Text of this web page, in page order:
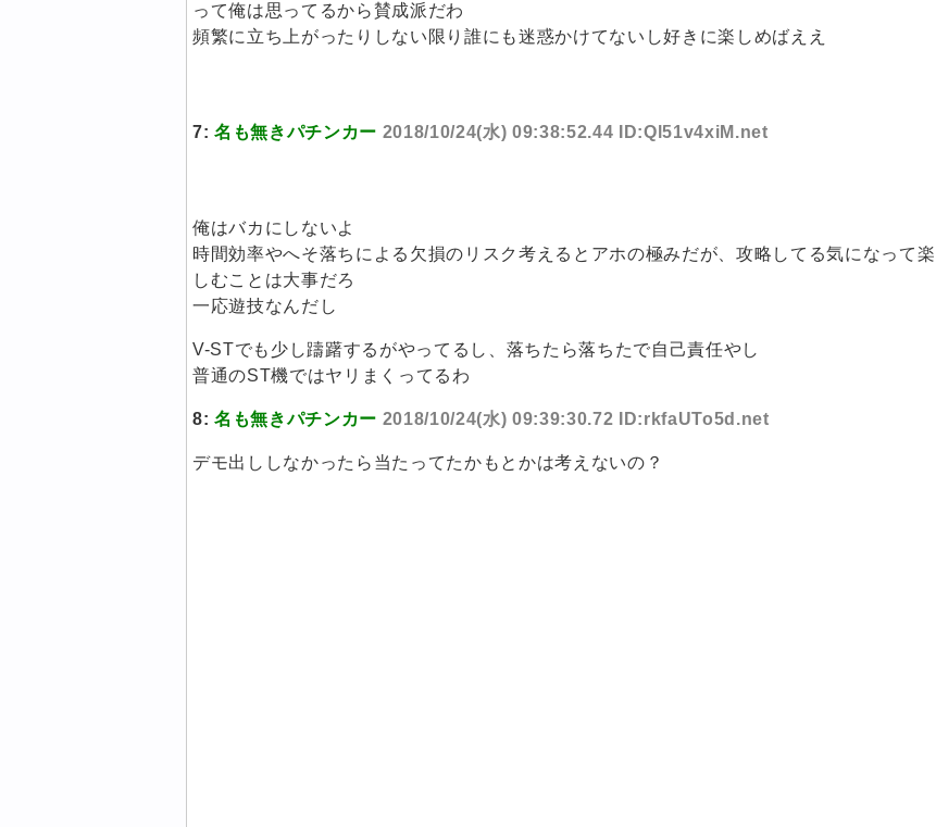
って俺は思ってるから賛成派だわ
頻繁に立ち上がったりしない限り誰にも迷惑かけてないし好きに楽しめばええ
7: 名も無きパチンカー 2018/10/24(水) 09:38:52.44 ID:Ql51v4xiM.net
俺はバカにしないよ
時間効率やへそ落ちによる欠損のリスク考えるとアホの極みだが、攻略してる気になって楽
しむことは大事だろ
一応遊技なんだし
V-STでも少し躊躇するがやってるし、落ちたら落ちたで自己責任やし
普通のST機ではヤリまくってるわ
8: 名も無きパチンカー 2018/10/24(水) 09:39:30.72 ID:rkfaUTo5d.net
デモ出ししなかったら当たってたかもとかは考えないの？